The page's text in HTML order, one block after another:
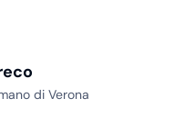
di Verona